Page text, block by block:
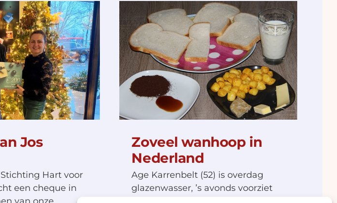
Jos
Hart voor
een cheque in
wanhoop in
Nederland
Zoveel wanhoop in
Nederland
Age Karrenbelt (52) is overdag
glazenwasser, ’s avonds voorziet